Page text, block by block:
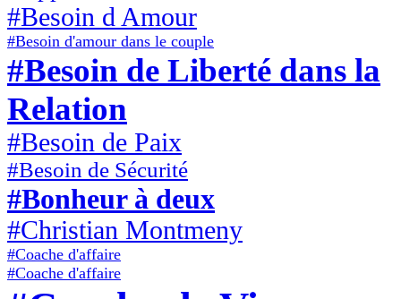
#Besoin d Amour
#Besoin d'amour dans le couple
#Besoin de Liberté dans la
Relation
#Besoin de Paix
#Besoin de Sécurité
#Bonheur à deux
#Christian Montmeny
#Coache d'affaire
#Coache d'affaire